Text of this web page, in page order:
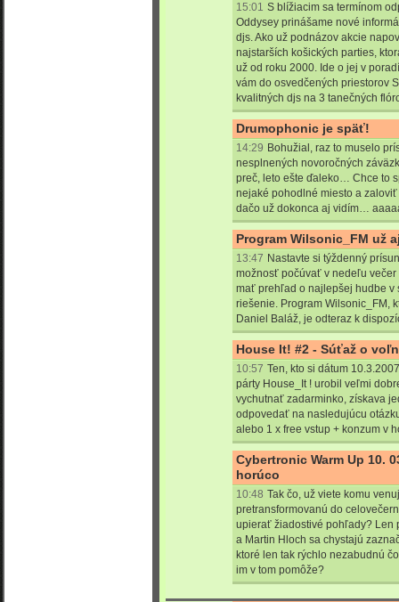
15:01 S blížiacim sa termínom
Oddysey prinášame nové
djs. Ako už podnázov akcie
najstarších košických parties,
už od roku 2000. Ide o jej v
vám do osvedčených priestorov
kvalitných djs na 3 tanečných
Drumophonic je späť!
14:29 Bohužial, raz to muselo
nesplnených novoročných
preč, leto ešte ďaleko… Chce to
nejaké pohodlné miesto a
dačo už dokonca aj vidím…
Program Wilsonic_FM už
13:47 Nastavte si týždenný
možnosť počúvať v nedeľu
mať prehľad o najlepšej hudbe v
riešenie. Program Wilsonic_FM,
Daniel Baláž, je odteraz k
House It! #2 - Súťaž o
10:57 Ten, kto si dátum
párty House_It ! urobil veľmi
vychutnať zadarminko, získava
odpovedať na nasledujúcu
alebo 1 x free vstup + konzum v
Cybertronic Warm Up 10.
horúco
10:48 Tak čo, už viete komu
pretransformovanú do
upierať žiadostivé pohľady? Len
a Martin Hloch sa chystajú
ktoré len tak rýchlo nezabudnú
im v tom pomôže?